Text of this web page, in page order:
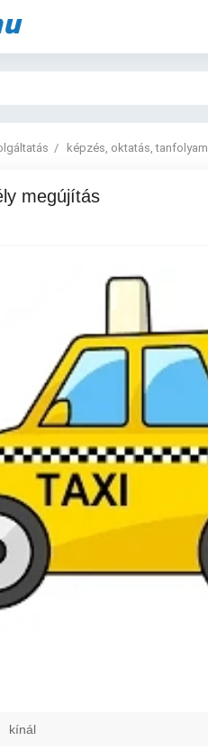
képzés, oktatás, tanfolyam
megújítás
kínál